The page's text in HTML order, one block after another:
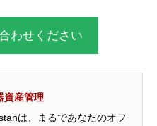
わせください
資産管理
は、まるであなたのオフ